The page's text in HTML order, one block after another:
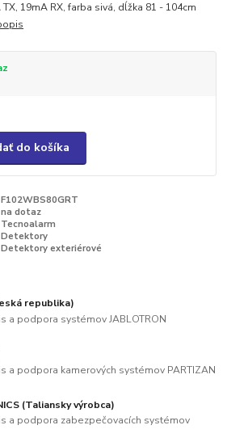
19mA RX, farba sivá, dĺžka 81 - 104cm
do košíka
F102WBS80GRT
na dotaz
Tecnoalarm
Detektory
Detektory exteriérové
republika)
a podpora systémov JABLOTRON
a podpora kamerových systémov PARTIZAN
(Taliansky výrobca)
a podpora zabezpečovacích systémov